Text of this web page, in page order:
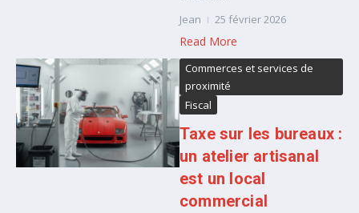
Jean 25 février 2026
Read More
Commerces et services de
proximité
Fiscal
Taxe sur les bureaux :
un atelier artisanal
est un local
commercial